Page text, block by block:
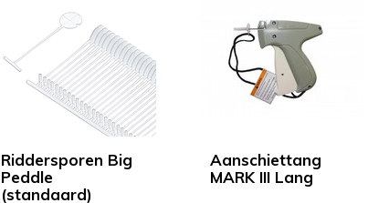
Riddersporen Big
Peddle
(standaard)
Aanschiettang
MARK III Lang